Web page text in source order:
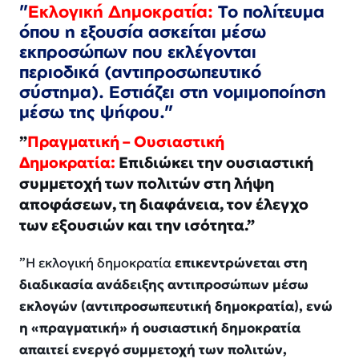
”Εκλογική Δημοκρατία: Το πολίτευμα
όπου η εξουσία ασκείται μέσω
εκπροσώπων που εκλέγονται
περιοδικά (αντιπροσωπευτικό
σύστημα). Εστιάζει στη νομιμοποίηση
μέσω της ψήφου.”
”Πραγματική– Ουσιαστική
Δημοκρατία: Επιδιώκει την ουσιαστική
συμμετοχή των πολιτών στη λήψη
αποφάσεων, τη διαφάνεια, τον έλεγχο
των εξουσιών και την ισότητα.”
”Η εκλογική δημοκρατίαεπικεντρώνεται στη
διαδικασία ανάδειξης αντιπροσώπων μέσω
εκλογών (αντιπροσωπευτική δημοκρατία), ενώ
η «πραγματική» ή ουσιαστική δημοκρατία
απαιτεί ενεργό συμμετοχή των πολιτών,